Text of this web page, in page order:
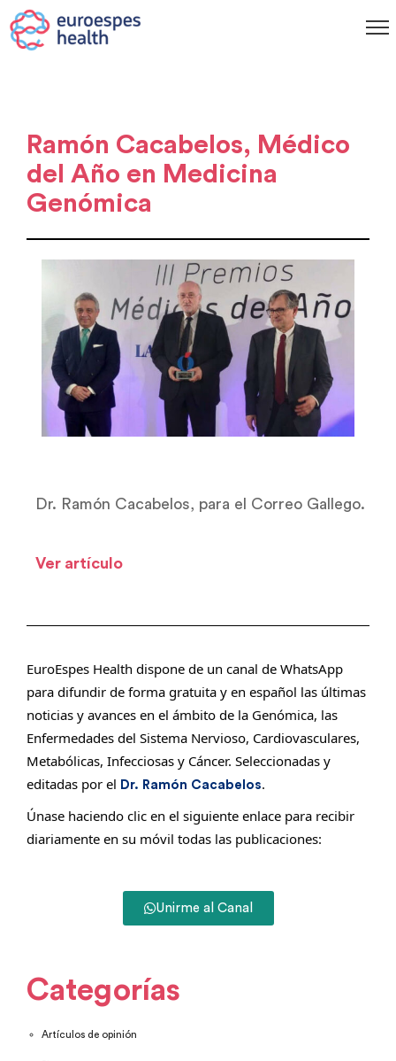
Ramón Cacabelos, Médico
del Año en Medicina
Genómica
Dr. Ramón Cacabelos, para el Correo Gallego.
Ver artículo
EuroEspes Health dispone de un canal de WhatsApp
para difundir de forma gratuita y en español las últimas
noticias y avances en el ámbito de la Genómica, las
Enfermedades del Sistema Nervioso, Cardiovasculares,
Metabólicas, Infecciosas y Cáncer. Seleccionadas y
editadas por el Dr. Ramón Cacabelos.
Únase haciendo clic en el siguiente enlace para recibir
diariamente en su móvil todas las publicaciones:
Unirme al Canal
Categorías
Artículos de opinión